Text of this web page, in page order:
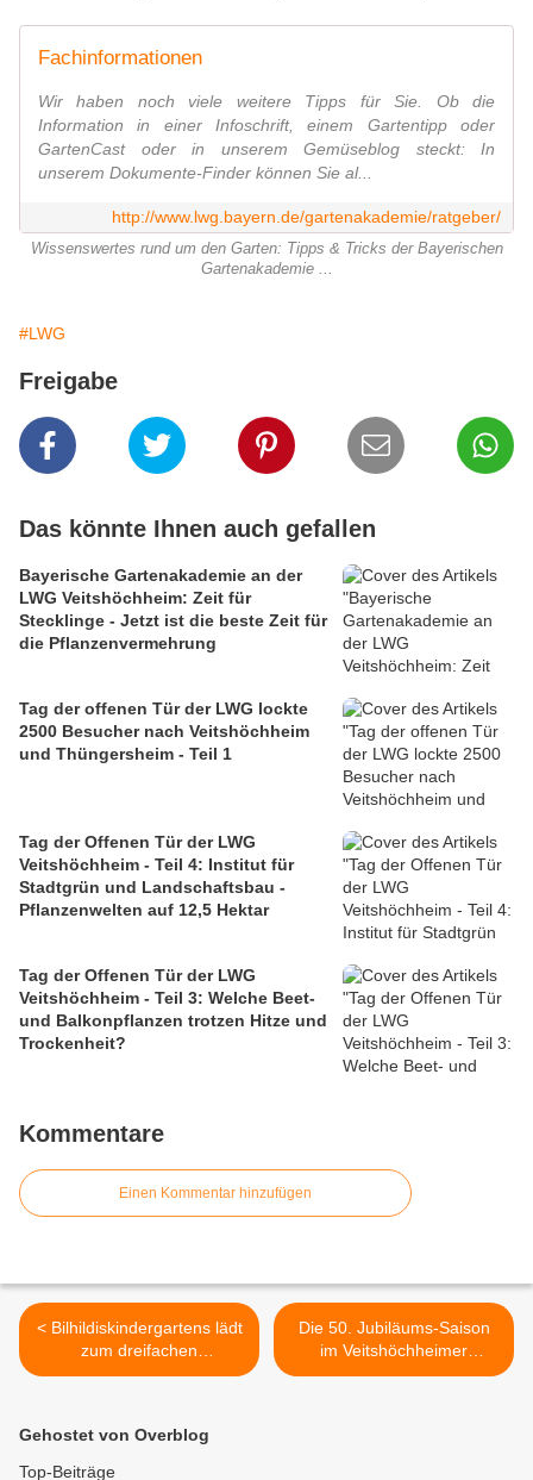
Fachinformationen
Wir haben noch viele weitere Tipps für Sie. Ob die
Information in einer Infoschrift, einem Gartentipp oder
GartenCast oder in unserem Gemüseblog steckt: In
unserem Dokumente-Finder können Sie al...
http://www.lwg.bayern.de/gartenakademie/ratgeber/
Wissenswertes rund um den Garten: Tipps & Tricks der Bayerischen
Gartenakademie ...
#LWG
Freigabe
Das könnte Ihnen auch gefallen
Bayerische Gartenakademie an der
LWG Veitshöchheim: Zeit für
Stecklinge - Jetzt ist die beste Zeit für
die Pflanzenvermehrung
Tag der offenen Tür der LWG lockte
2500 Besucher nach Veitshöchheim
und Thüngersheim - Teil 1
Tag der Offenen Tür der LWG
Veitshöchheim - Teil 4: Institut für
Stadtgrün und Landschaftsbau -
Pflanzenwelten auf 12,5 Hektar
Tag der Offenen Tür der LWG
Veitshöchheim - Teil 3: Welche Beet-
und Balkonpflanzen trotzen Hitze und
Trockenheit?
Kommentare
Einen Kommentar hinzufügen
< Bilhildiskindergartens lädt
zum dreifachen
Jubiläumsfest am 13. Mai
Die 50. Jubiläums-Saison
im Veitshöchheimer
Freibade-Paradies ist
Gehostet von Overblog
Top-Beiträge